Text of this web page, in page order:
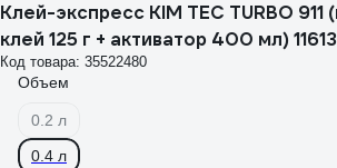
Клей-экспресс KIM TEC TURBO 911
клей 125 г + активатор 400 мл)
Код товара: 35522480
Объем
0.2 л
0.4 л